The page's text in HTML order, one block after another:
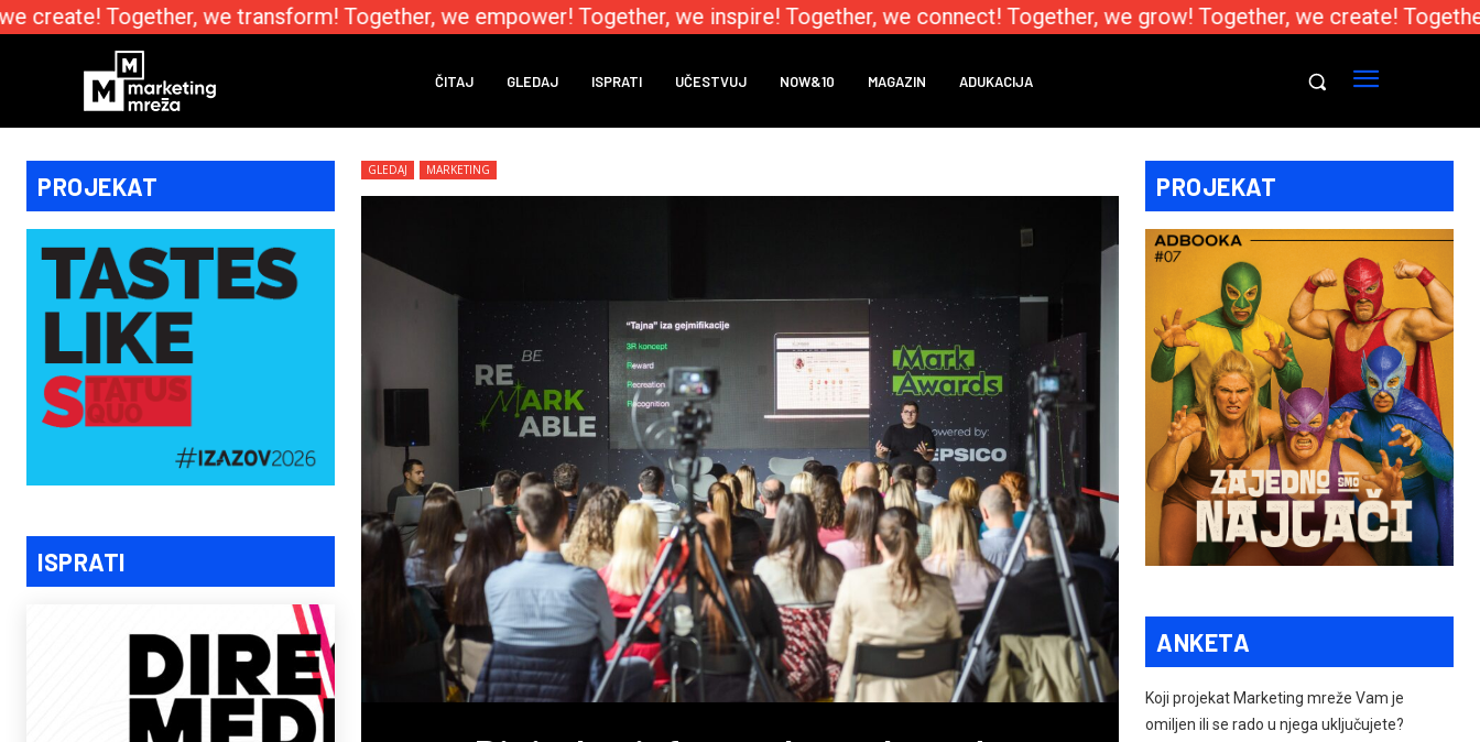
create! Together, we transform! Together, we empower! Together, we inspire! Together, we connect! Together, we grow! Together, we create!
ČITAJ GLEDAJ ISPRATI UČESTVUJ NOW&10 MAGAZIN ADUKACIJA
PROJEKAT
ISPRATI
GLEDAJ MARKETING
PROJEKAT
ANKETA
Koji projekat Marketing mreže Vam je
omiljen ili se rado u njega uključujete?